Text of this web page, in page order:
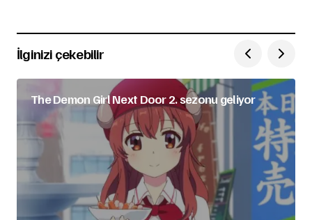
İlginizi çekebilir
The Demon Girl Next Door 2. sezonu geliyor